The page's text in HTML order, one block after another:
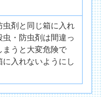
虫剤と同じ箱に入れ
虫・防虫剤は間違っ
まうと大変危険で
入れないようにし